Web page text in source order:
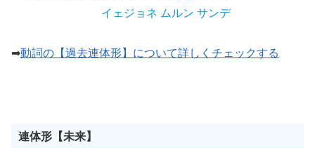
イェジョネ ムルン サンデ
➡動詞の【過去連体形】について詳しくチェックする
連体形【未来】